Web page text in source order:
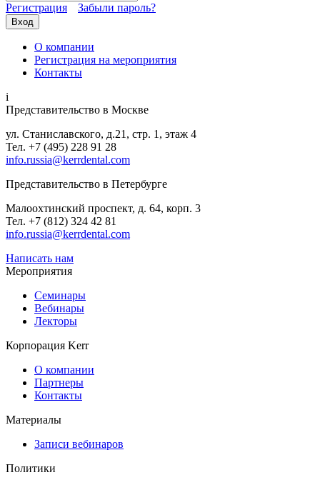
Регистрация Забыли пароль?
Вход
О компании
Регистрация на мероприятия
Контакты
i
Представительство в Москве
ул. Станиславского, д.21, стр. 1, этаж 4
Тел. +7 (495) 228 91 28
info.russia@kerrdental.com
Представительство в Петербурге
Малоохтинский проспект, д. 64, корп. 3
Тел. +7 (812) 324 42 81
info.russia@kerrdental.com
Написать нам
Мероприятия
Семинары
Вебинары
Лекторы
Корпорация Kerr
О компании
Партнеры
Контакты
Материалы
Записи вебинаров
Политики